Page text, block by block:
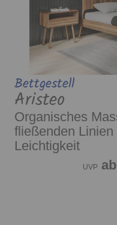
Bettgestell
Aristeo
Organisches
fließenden
Leichtigkeit
UVP